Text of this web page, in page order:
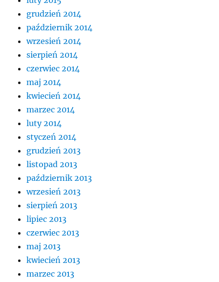
grudzień 2014
październik 2014
wrzesień 2014
sierpień 2014
czerwiec 2014
maj 2014
kwiecień 2014
marzec 2014
luty 2014
styczeń 2014
grudzień 2013
listopad 2013
październik 2013
wrzesień 2013
sierpień 2013
lipiec 2013
czerwiec 2013
maj 2013
kwiecień 2013
marzec 2013